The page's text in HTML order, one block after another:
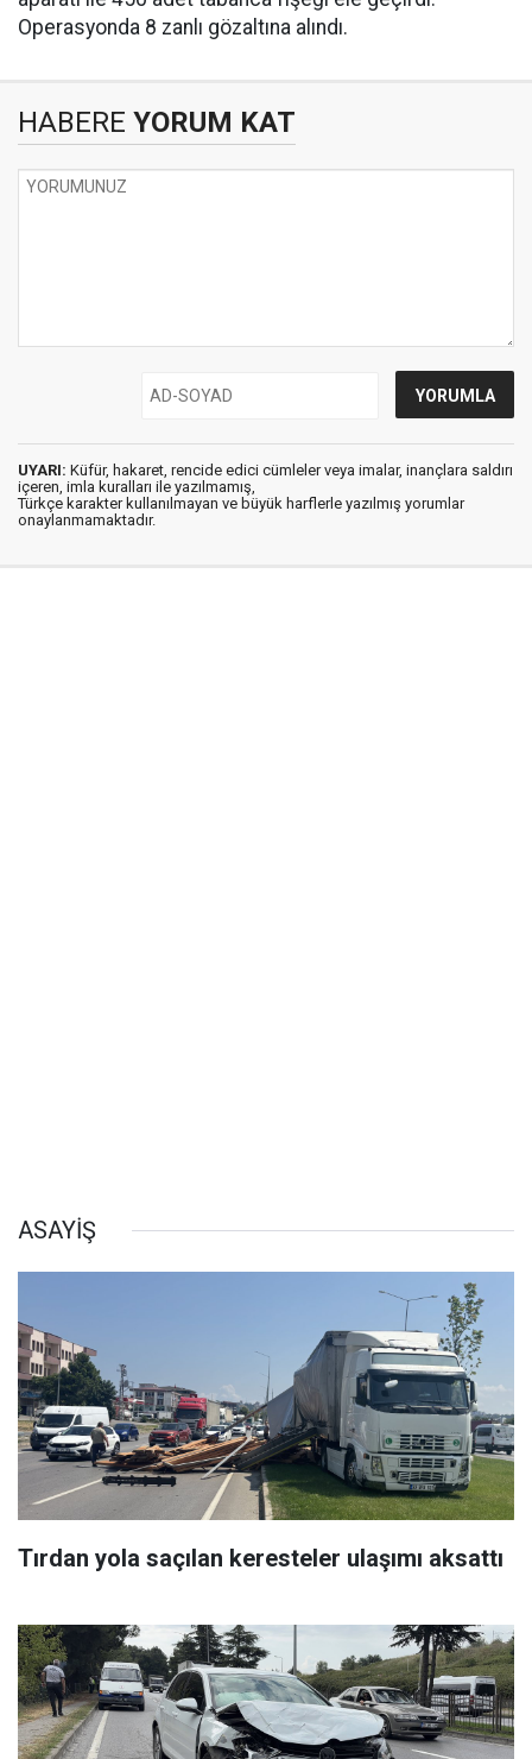
Operasyonda 8 zanlı gözaltına alındı.
HABERE YORUM KAT
UYARI: Küfür, hakaret, rencide edici cümleler veya imalar, inançlara saldırı
içeren, imla kuralları ile yazılmamış,
Türkçe karakter kullanılmayan ve büyük harflerle yazılmış yorumlar
onaylanmamaktadır.
ASAYİŞ
Tırdan yola saçılan keresteler ulaşımı aksattı